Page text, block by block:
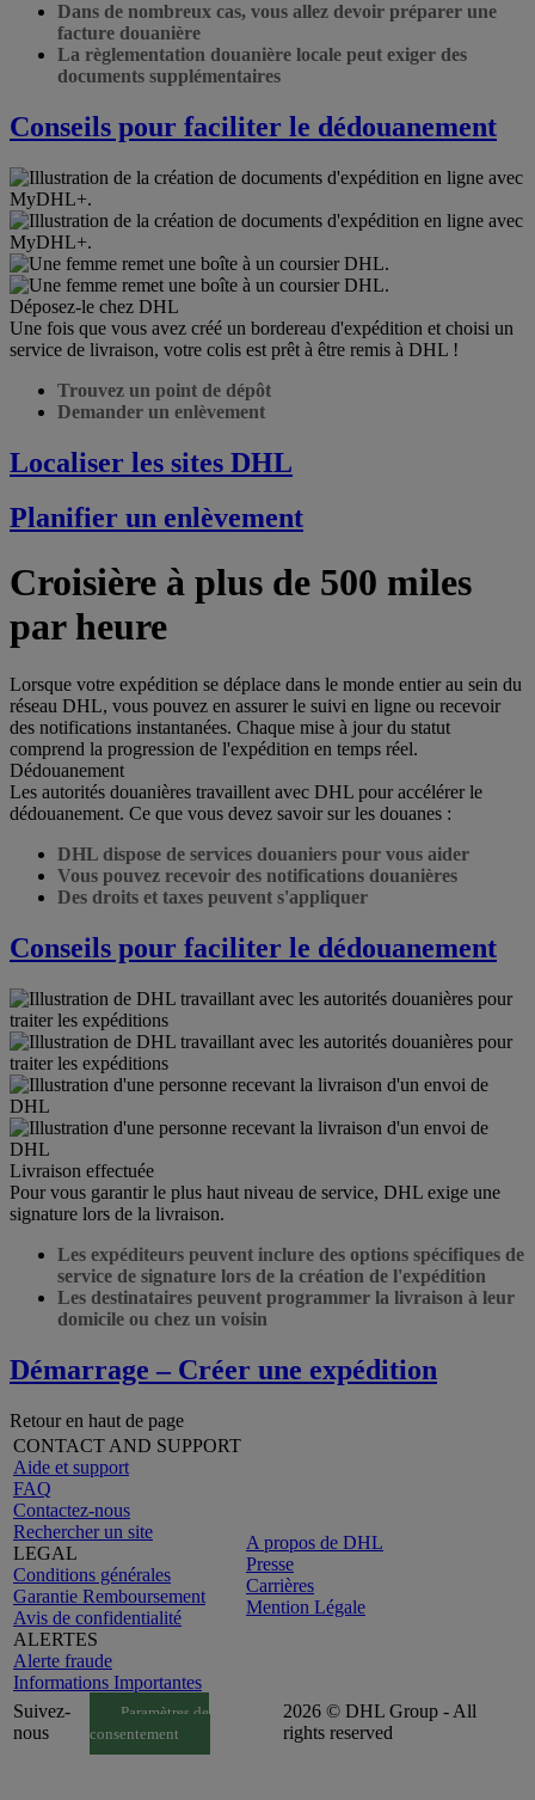
Dans de nombreux cas, vous allez devoir préparer une
facture douanière
La règlementation douanière locale peut exiger des
documents supplémentaires
Conseils pour faciliter le dédouanement
Déposez-le chez DHL
Une fois que vous avez créé un bordereau d'expédition et choisi un
service de livraison, votre colis est prêt à être remis à DHL !
Trouvez un point de dépôt
Demander un enlèvement
Localiser les sites DHL
Planifier un enlèvement
Croisière à plus de 500 miles
par heure
Lorsque votre expédition se déplace dans le monde entier au sein du
réseau DHL, vous pouvez en assurer le suivi en ligne ou recevoir
des notifications instantanées. Chaque mise à jour du statut
comprend la progression de l'expédition en temps réel.
Dédouanement
Les autorités douanières travaillent avec DHL pour accélérer le
dédouanement. Ce que vous devez savoir sur les douanes :
DHL dispose de services douaniers pour vous aider
Vous pouvez recevoir des notifications douanières
Des droits et taxes peuvent s'appliquer
Conseils pour faciliter le dédouanement
Livraison effectuée
Pour vous garantir le plus haut niveau de service, DHL exige une
signature lors de la livraison.
Les expéditeurs peuvent inclure des options spécifiques de
service de signature lors de la création de l'expédition
Les destinataires peuvent programmer la livraison à leur
domicile ou chez un voisin
Démarrage – Créer une expédition
Retour en haut de page
CONTACT AND SUPPORT
Aide et support
FAQ
Contactez-nous
Rechercher un site
LEGAL
Conditions générales
Garantie Remboursement
Avis de confidentialité
ALERTES
Alerte fraude
Informations Importantes
A propos de DHL
Presse
Carrières
Mention Légale
Suivez-
nous
Paramètres de
consentement
2026 © DHL Group - All
rights reserved